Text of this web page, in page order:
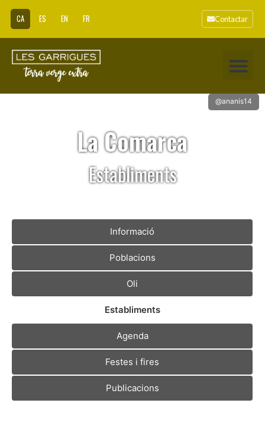
CA ES EN FR Contactar
@ananis14
La Comarca
Establiments
Informació
Poblacions
Oli
Establiments
Agenda
Festes i fires
Publicacions